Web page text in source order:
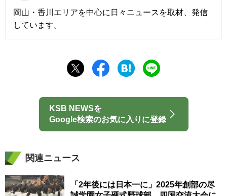
岡山・香川エリアを中心に日々ニュースを取材、発信
しています。
KSB NEWSを
Google検索のお気に入りに登録
関連ニュース
「2年後には日本一に」2025年創部の尽